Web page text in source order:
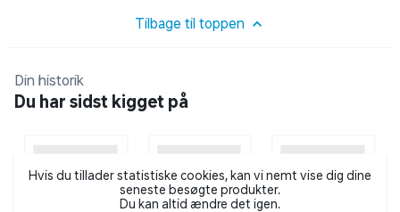
Tilbage til toppen
Din historik
Du har sidst kigget på
Hvis du tillader statistiske cookies, kan vi nemt vise dig dine
seneste besøgte produkter.
Du kan altid ændre det igen.